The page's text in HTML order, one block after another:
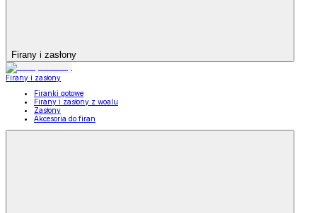
Firany i zasłony
Firany i zasłony
Firanki gotowe
Firany i zasłony z woalu
Zasłony
Akcesoria do firan